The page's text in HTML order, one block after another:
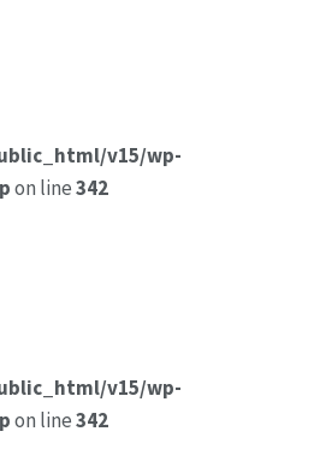
v15/wp-
on line342
v15/wp-
on line342